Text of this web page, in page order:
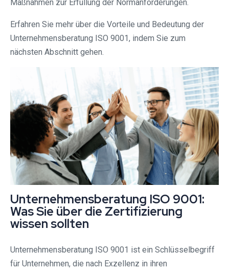
Maßnahmen zur Erfüllung der Normanforderungen.
Erfahren Sie mehr über die Vorteile und Bedeutung der
Unternehmensberatung ISO 9001, indem Sie zum
nächsten Abschnitt gehen.
Unternehmensberatung ISO 9001:
Was Sie über die Zertifizierung
wissen sollten
Unternehmensberatung ISO 9001 ist ein Schlüsselbegriff
für Unternehmen, die nach Exzellenz in ihren